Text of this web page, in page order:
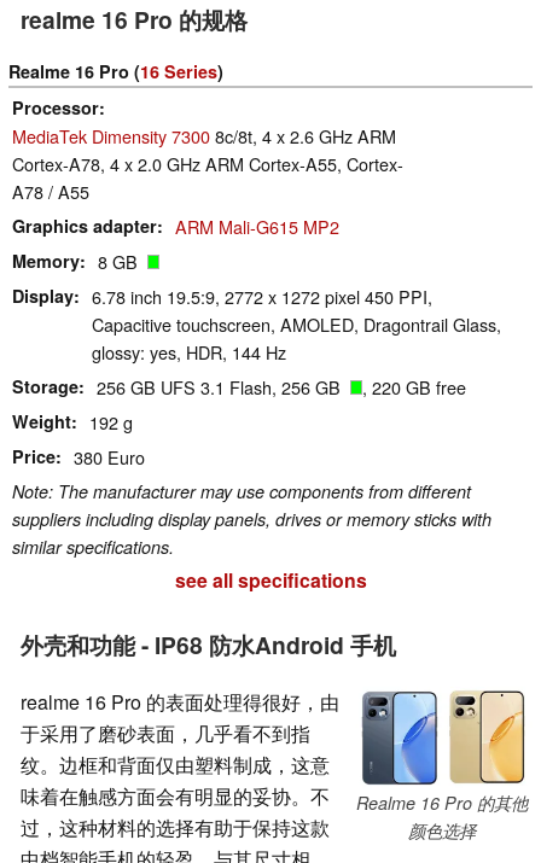
realme 16 Pro 的规格
Realme 16 Pro (16 Series)
Processor
MediaTek Dimensity 73008c/8t, 4 x 2.6 GHz ARM
Cortex-A78, 4 x 2.0 GHz ARM Cortex-A55, Cortex-
A78 / A55
Graphics adapter ARM Mali-G615 MP2
Memory 8 GB
Display
6.78 inch 19.5:9, 2772 x 1272 pixel 450 PPI,
Capacitive touchscreen, AMOLED, Dragontrail Glass,
glossy: yes, HDR, 144 Hz
Storage 256 GB UFS 3.1 Flash, 256 GB , 220 GB free
Weight 192 g
Price 380 Euro
Note: The manufacturer may use components from different
suppliers including display panels, drives or memory sticks with
similar specifications.
see all specifications
外壳和功能 - IP68 防水Android 手机
Realme 16 Pro 的其他
颜色选择
realme 16 Pro 的表面处理得很好，由
于采用了磨砂表面，几乎看不到指
纹。边框和背面仅由塑料制成，这意
味着在触感方面会有明显的妥协。不
过，这种材料的选择有助于保持这款